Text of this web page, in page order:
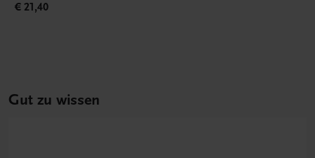
€ 21,40
Gut zu wissen